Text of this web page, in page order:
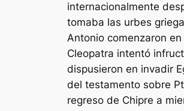
internacionalmente
tomaba las urbes
Antonio comenzaron
Cleopatra intentó
dispusieron en invadir
del testamento sobre
regreso de Chipre a